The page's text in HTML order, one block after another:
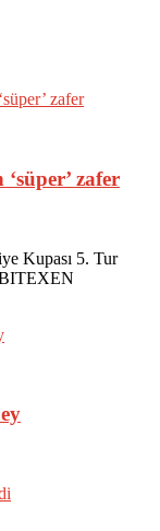
zafer
Kupası 5. Tur
BITEXEN